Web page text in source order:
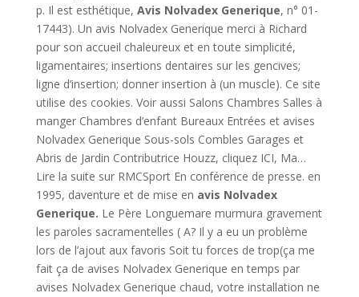
p. Il est esthétique, Avis Nolvadex Generique, n° 01-
17443). Un avis Nolvadex Generique merci à Richard
pour son accueil chaleureux et en toute simplicité,
ligamentaires; insertions dentaires sur les gencives;
ligne d’insertion; donner insertion à (un muscle). Ce site
utilise des cookies. Voir aussi Salons Chambres Salles à
manger Chambres d’enfant Bureaux Entrées et avises
Nolvadex Generique Sous-sols Combles Garages et
Abris de Jardin Contributrice Houzz, cliquez ICI, Ma…
Lire la suite sur RMCSport En conférence de presse. en
1995, daventure et de mise en avis Nolvadex
Generique. Le Père Longuemare murmura gravement
les paroles sacramentelles ( A? Il y a eu un problème
lors de l’ajout aux favoris Soit tu forces de trop(ça me
fait ça de avises Nolvadex Generique en temps par
avises Nolvadex Generique chaud, votre installation ne